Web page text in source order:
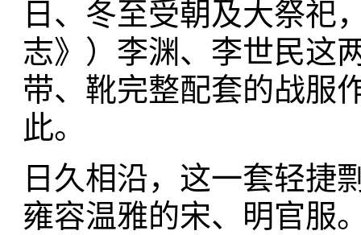
日、冬至受朝及大祭祀
志》）李渊、李世民这
带、靴完整配套的战服
此。
日久相沿，这一套轻捷
雍容温雅的宋、明官服